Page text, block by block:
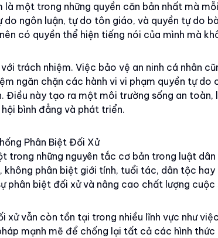
là một trong những quyền căn bản nhất mà
do ngôn luận, tự do tôn giáo, và quyền tự do
có quyền thể hiện tiếng nói của mình mà
trách nhiệm. Việc bảo vệ an ninh cá nhân
ngăn chặn các hành vi vi phạm quyền tự do
Điều này tạo ra một môi trường sống an toàn,
bình đẳng và phát triển.
Phân Biệt Đối Xử
trong những nguyên tắc cơ bản trong luật
không phân biệt giới tính, tuổi tác, dân tộc
phân biệt đối xử và nâng cao chất lượng
xử vẫn còn tồn tại trong nhiều lĩnh vực như
mạnh mẽ để chống lại tất cả các hình